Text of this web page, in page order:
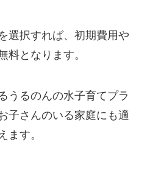
選択すれば、初期費用や
料となります。
うるのんの水子育てプラ
子さんのいる家庭にも適
ます。